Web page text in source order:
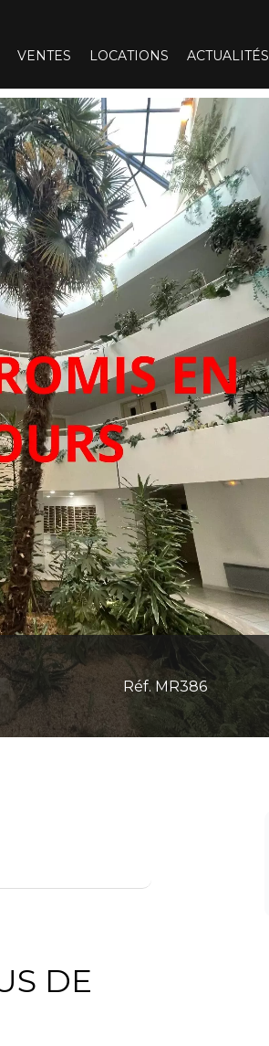
VENTES LOCATIONS ACTUALITÉS
Réf. MR386